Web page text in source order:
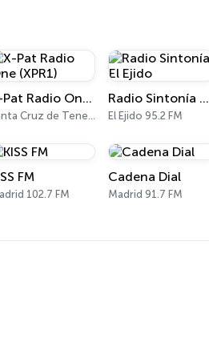
X-Pat Radio One (XPR1)
Santa Cruz de Tenerife
Radio Sintonía El Ejido
El Ejido 95.2 FM
FM
102.7 FM
Cadena Dial
Madrid 91.7 FM